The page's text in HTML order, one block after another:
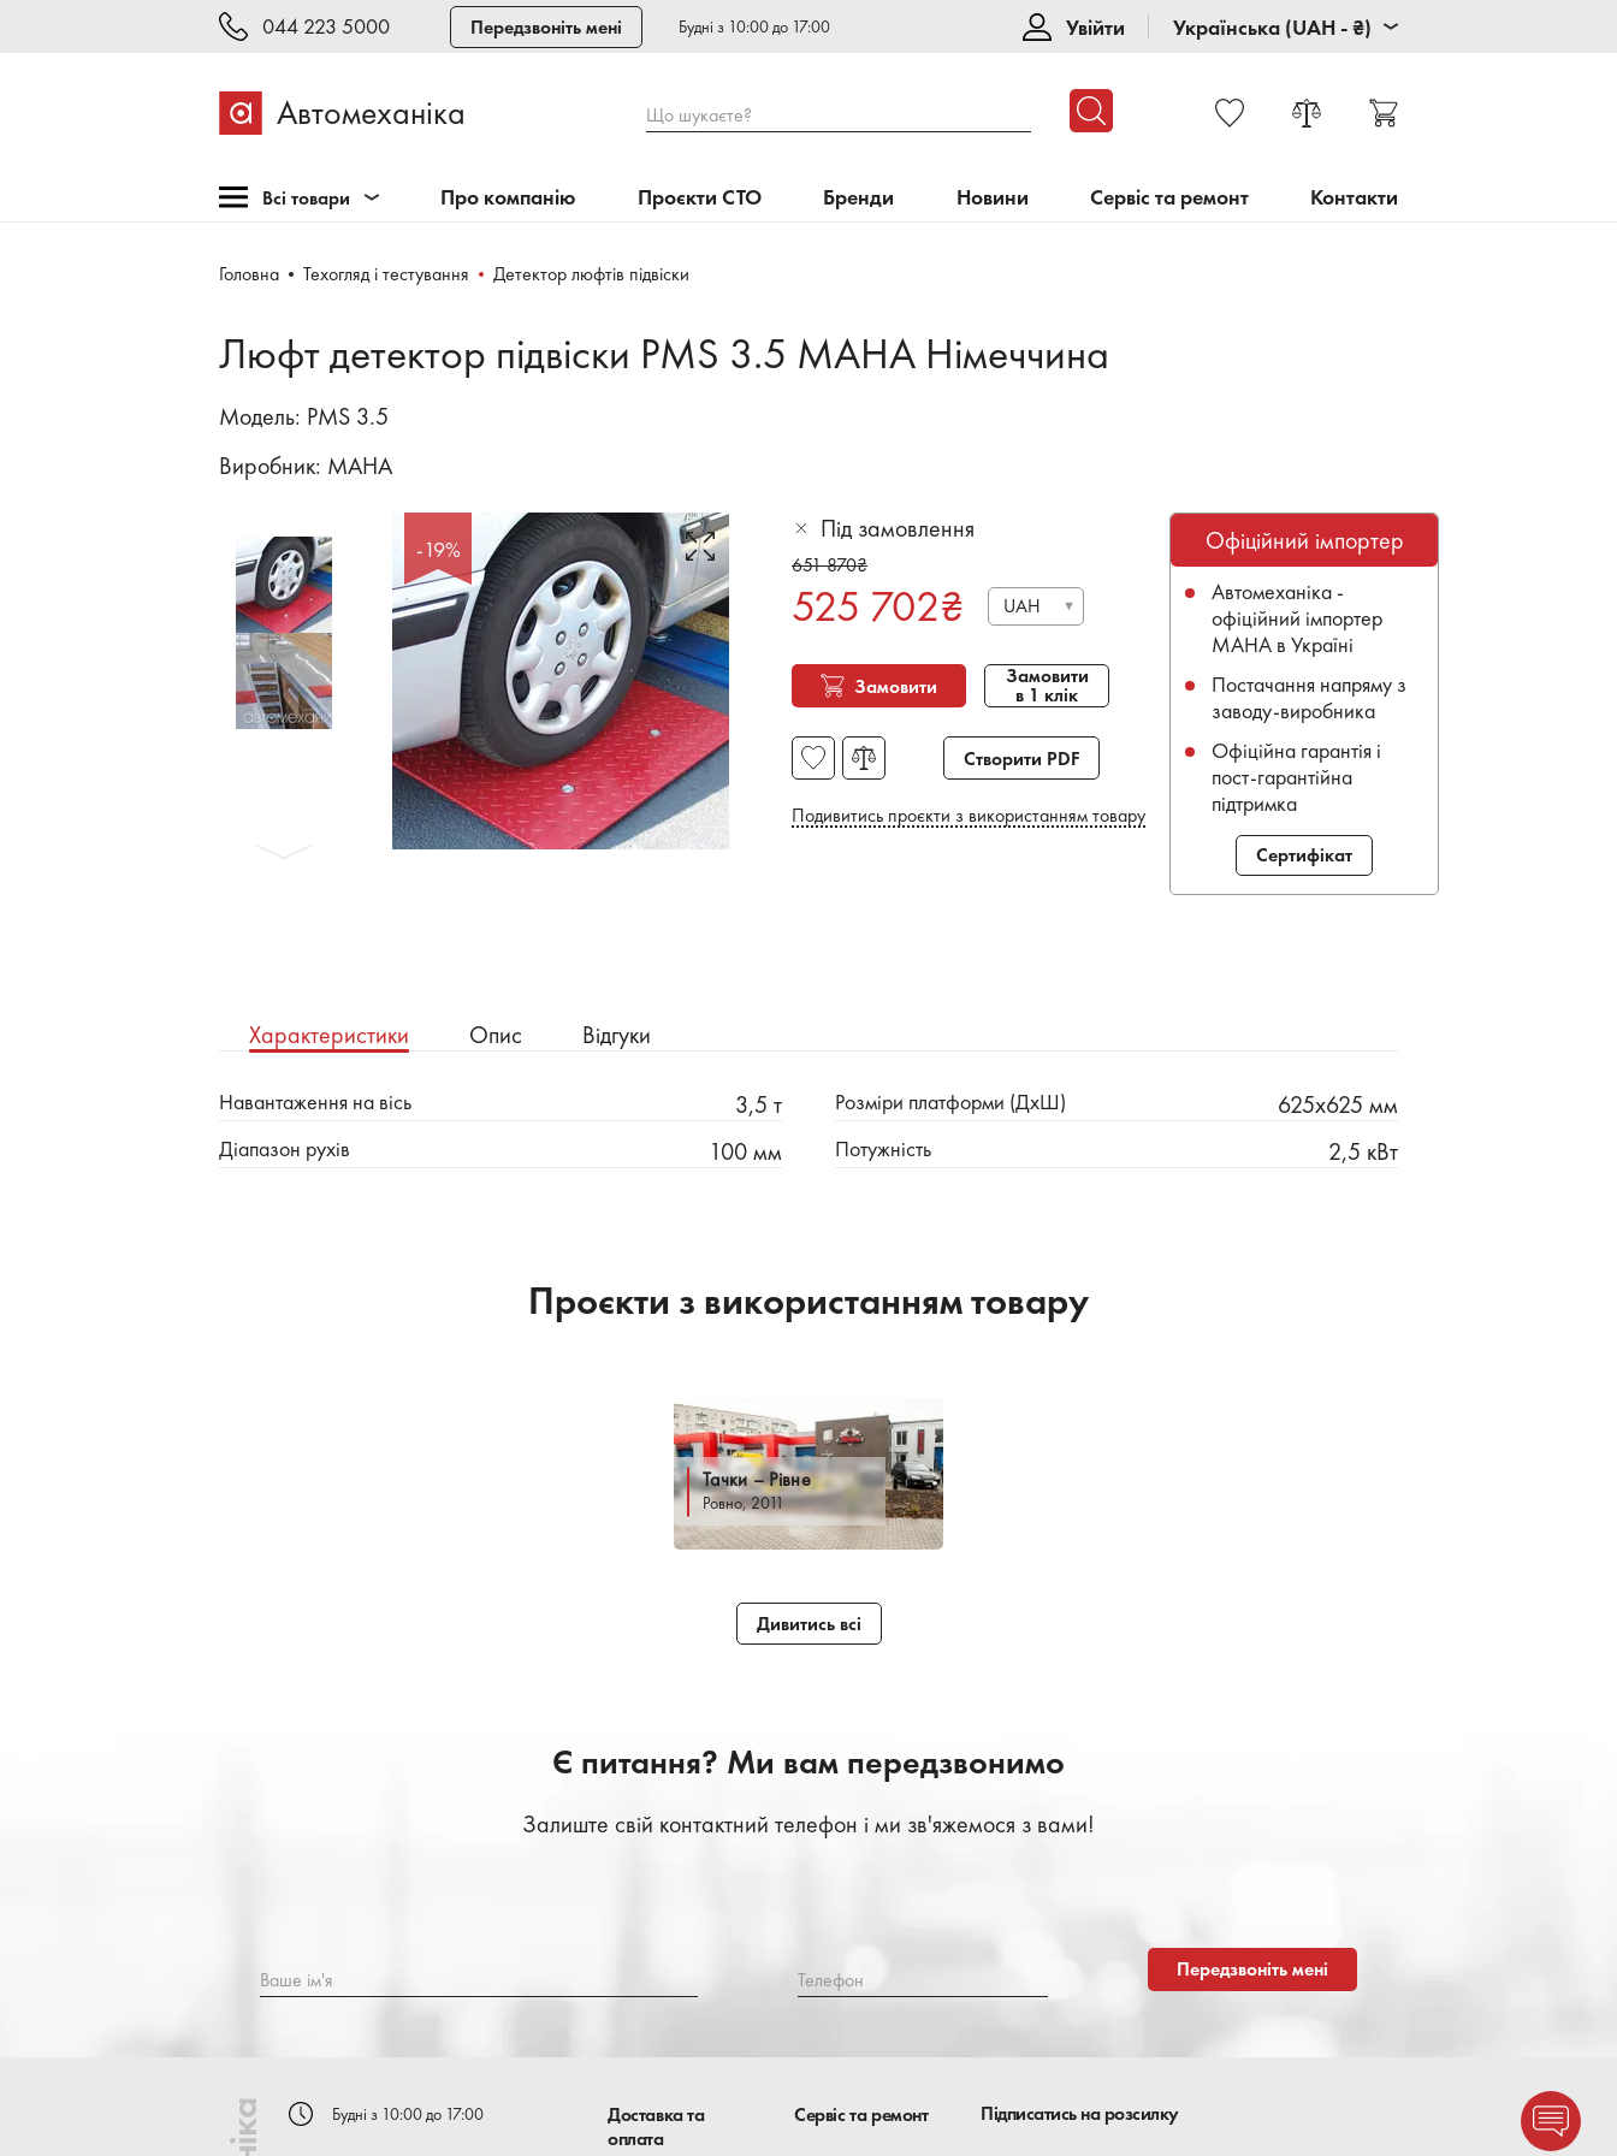
044 223 5000 Передзвоніть мені Будні з 10:00 до 17:00 Увійти Українська (UAH - ₴)
Автомеханіка Що шукаєте?
Всі товари
Обладнання для СТО
шиномонтажу
Техогляд і тестування
Зварювання, рихтовка,
Бронеавтомобілі
Електромобілі
Про компанію Проєкти СТО Бренди Новини Сервіс та ремонт Контакти
Головна Техогляд і тестування Детектор люфтів підвіски
Люфт детектор підвіски PMS 3.5 MAHA Німеччина
Модель: PMS 3.5
Виробник: MAHA
-19%
Під замовлення
651 870₴
525 702₴ UAH
Замовити Замовити
в 1 клік
Створити PDF
Подивитись проєкти з використанням товару
Офіційний імпортер
Автомеханіка -
офіційний імпортер
MAHA в Україні
Постачання напряму з
заводу-виробника
Офіційна гарантія і
пост-гарантійна
підтримка
Сертифікат
Характеристики Опис Відгуки
Навантаження на вісь 3,5 т
Діапазон рухів 100 мм
Розміри платформи (ДхШ) 625х625 мм
Потужність 2,5 кВт
Проєкти з використанням товару
Тачки – Рівне
Ровно, 2011
Дивитись всі
Є питання? Ми вам передзвонимо
Залиште свій контактний телефон і ми зв'яжемося з вами!
Ваше ім'я Телефон Передзвоніть мені
Будні з 10:00 до 17:00
Доставка та
оплата
Сервіс та ремонт Підписатись на розсилку